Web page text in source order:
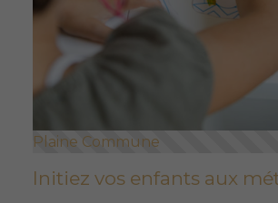
Plaine Commune
Initiez vos enfants aux